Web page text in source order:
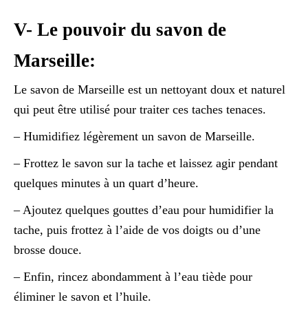
V- Le pouvoir du savon de
Marseille:
Le savon de Marseille est un nettoyant doux et naturel
qui peut être utilisé pour traiter ces taches tenaces.
– Humidifiez légèrement un savon de Marseille.
– Frottez le savon sur la tache et laissez agir pendant
quelques minutes à un quart d’heure.
– Ajoutez quelques gouttes d’eau pour humidifier la
tache, puis frottez à l’aide de vos doigts ou d’une
brosse douce.
– Enfin, rincez abondamment à l’eau tiède pour
éliminer le savon et l’huile.